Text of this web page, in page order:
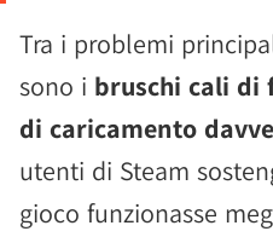
Tra i problemi
sono i bruschi cali di
di caricamento
utenti di Steam
gioco funzionasse